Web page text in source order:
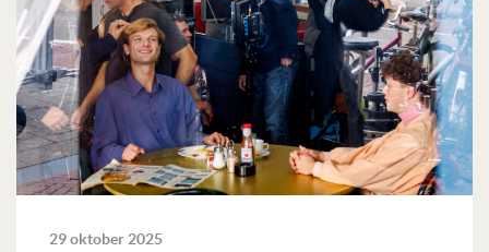
29 oktober 2025